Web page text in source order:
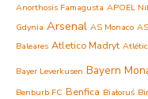
Anorthosis Famagusta APOEL
Gdynia Arsenal AS Monaco
Baleares Atletico Madryt
Bayer Leverkusen Bayern
Benburb FC Benfica Białoruś